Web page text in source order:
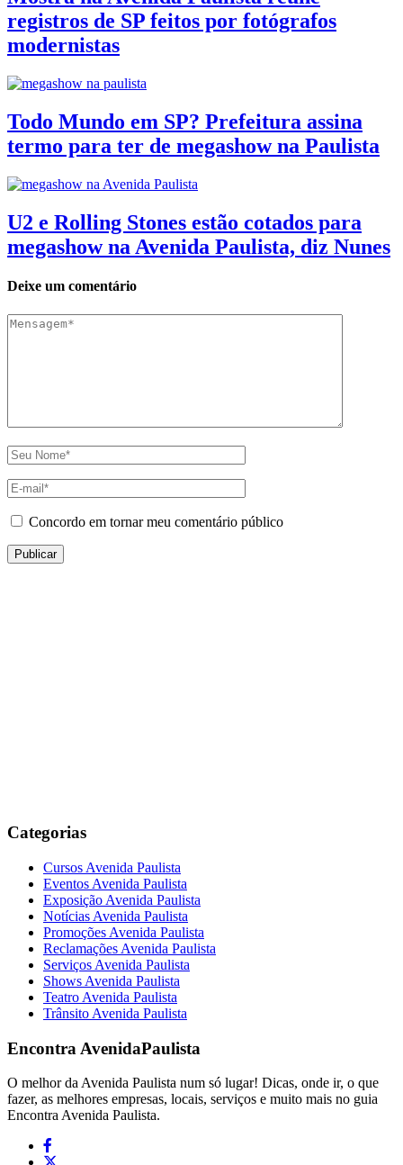
registros de SP feitos por fotógrafos
modernistas
Todo Mundo em SP? Prefeitura assina
termo para ter de megashow na Paulista
U2 e Rolling Stones estão cotados para
megashow na Avenida Paulista, diz Nunes
Deixe um comentário
Concordo em tornar meu comentário público
Categorias
Cursos Avenida Paulista
Eventos Avenida Paulista
Exposição Avenida Paulista
Notícias Avenida Paulista
Promoções Avenida Paulista
Reclamações Avenida Paulista
Serviços Avenida Paulista
Shows Avenida Paulista
Teatro Avenida Paulista
Trânsito Avenida Paulista
Encontra AvenidaPaulista
O melhor da Avenida Paulista num só lugar! Dicas, onde ir, o que
fazer, as melhores empresas, locais, serviços e muito mais no guia
Encontra Avenida Paulista.